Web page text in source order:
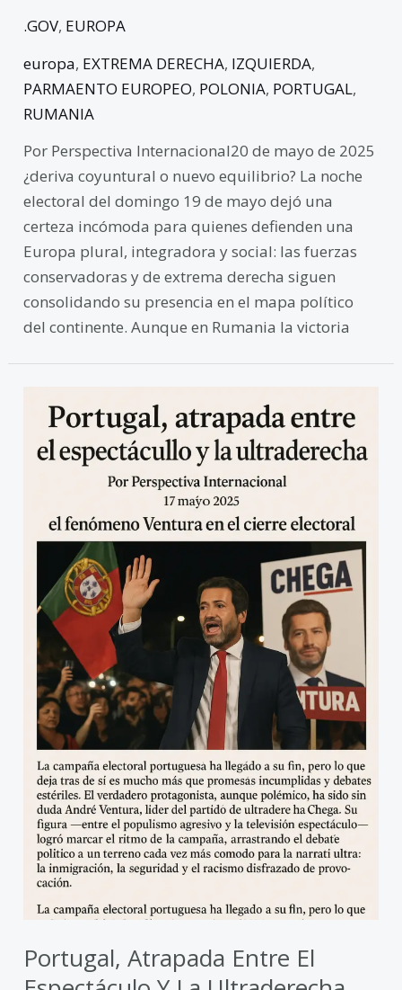
.GOV, EUROPA
europa, EXTREMA DERECHA, IZQUIERDA,
PARMAENTO EUROPEO, POLONIA, PORTUGAL,
RUMANIA
Por Perspectiva Internacional20 de mayo de 2025
¿deriva coyuntural o nuevo equilibrio? La noche
electoral del domingo 19 de mayo dejó una
certeza incómoda para quienes defienden una
Europa plural, integradora y social: las fuerzas
conservadoras y de extrema derecha siguen
consolidando su presencia en el mapa político
del continente. Aunque en Rumania la victoria
Portugal, Atrapada Entre El
atrapada
entre
ultraderecha